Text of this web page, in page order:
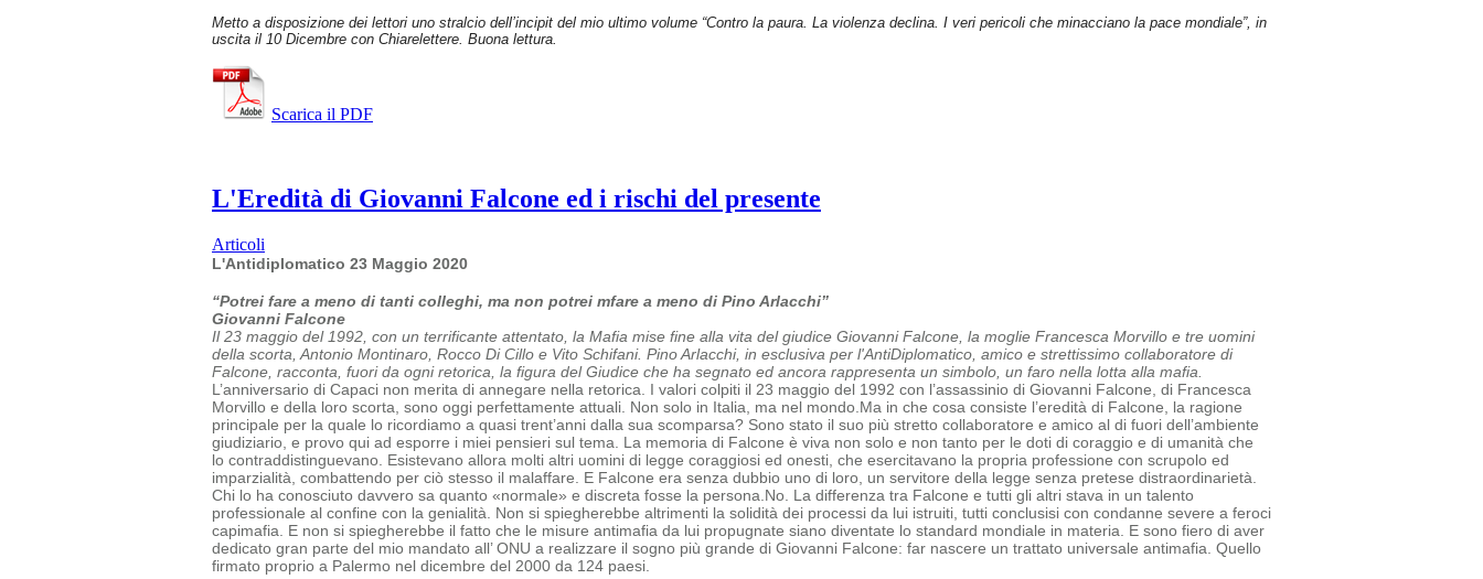
Metto a disposizione dei lettori uno stralcio dell’incipit del mio ultimo volume “Contro la paura. La violenza declina. I veri pericoli che minacciano la pace mondiale”, in
uscita il 10 Dicembre con Chiarelettere. Buona lettura.
Scarica il PDF
L'Eredità di Giovanni Falcone ed i rischi del presente
Articoli
L'Antidiplomatico 23 Maggio 2020
“Potrei fare a meno di tanti colleghi, ma non potrei mfare a meno di Pino Arlacchi”
Giovanni Falcone
Il 23 maggio del 1992, con un terrificante attentato, la Mafia mise fine alla vita del giudice Giovanni Falcone, la moglie Francesca Morvillo e tre uomini
della scorta, Antonio Montinaro, Rocco Di Cillo e Vito Schifani. Pino Arlacchi, in esclusiva per l'AntiDiplomatico, amico e strettissimo collaboratore di
Falcone, racconta, fuori da ogni retorica, la figura del Giudice che ha segnato ed ancora rappresenta un simbolo, un faro nella lotta alla mafia.
L’anniversario di Capaci non merita di annegare nella retorica. I valori colpiti il 23 maggio del 1992 con l’assassinio di Giovanni Falcone, di Francesca
Morvillo e della loro scorta, sono oggi perfettamente attuali. Non solo in Italia, ma nel mondo.Ma in che cosa consiste l’eredità di Falcone, la ragione
principale per la quale lo ricordiamo a quasi trent’anni dalla sua scomparsa? Sono stato il suo più stretto collaboratore e amico al di fuori dell’ambiente
giudiziario, e provo qui ad esporre i miei pensieri sul tema. La memoria di Falcone è viva non solo e non tanto per le doti di coraggio e di umanità che
lo contraddistinguevano. Esistevano allora molti altri uomini di legge coraggiosi ed onesti, che esercitavano la propria professione con scrupolo ed
imparzialità, combattendo per ciò stesso il malaffare. E Falcone era senza dubbio uno di loro, un servitore della legge senza pretese distraordinarietà.
Chi lo ha conosciuto davvero sa quanto «normale» e discreta fosse la persona.No. La differenza tra Falcone e tutti gli altri stava in un talento
professionale al confine con la genialità. Non si spiegherebbe altrimenti la solidità dei processi da lui istruiti, tutti conclusisi con condanne severe a feroci
capimafia. E non si spiegherebbe il fatto che le misure antimafia da lui propugnate siano diventate lo standard mondiale in materia. E sono fiero di aver
dedicato gran parte del mio mandato all’ ONU a realizzare il sogno più grande di Giovanni Falcone: far nascere un trattato universale antimafia. Quello
firmato proprio a Palermo nel dicembre del 2000 da 124 paesi.